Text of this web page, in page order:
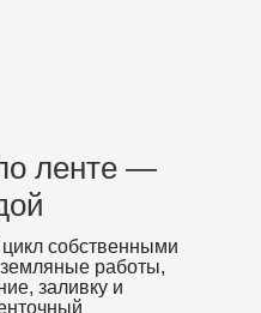
ленте —
собственными
работы,
заливку и